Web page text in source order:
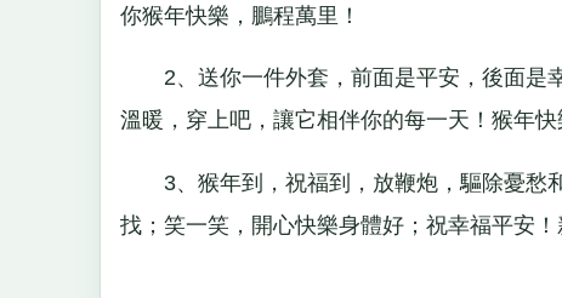
你猴年快樂，鵬程萬里！
2、送你一件外套，前面是平安，後面是
溫暖，穿上吧，讓它相伴你的每一天！猴年快
3、猴年到，祝福到，放鞭炮，驅除憂愁
找；笑一笑，開心快樂身體好；祝幸福平安！